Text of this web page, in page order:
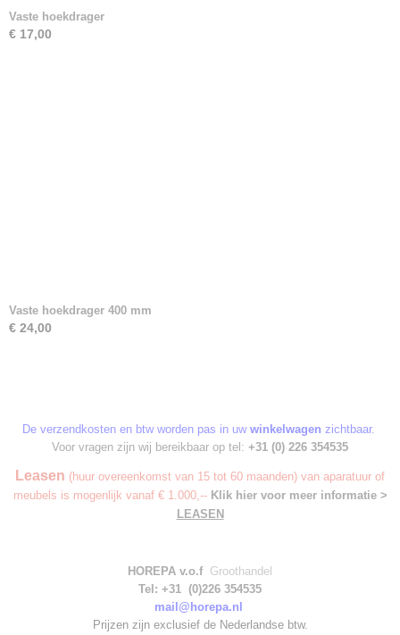
Vaste hoekdrager
€ 17,00
Vaste hoekdrager 400 mm
€ 24,00
De verzendkosten en btw worden pas in uw winkelwagen zichtbaar.
Voor vragen zijn wij bereikbaar op tel: +31 (0) 226 354535
Leasen (huur overeenkomst van 15 tot 60 maanden) van aparatuur of
meubels is mogenlijk vanaf € 1.000,-- Klik hier voor meer informatie >
LEASEN
HOREPA v.o.f Groothandel
Tel: +31 (0)226 354535
mail@horepa.nl
Prijzen zijn exclusief de Nederlandse btw.